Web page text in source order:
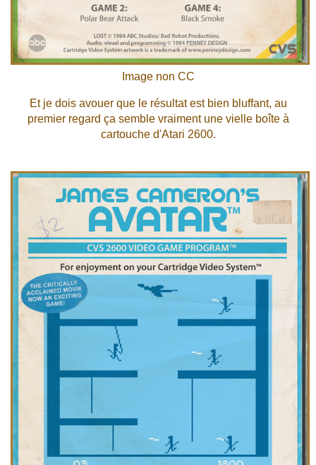
Image non CC
Et je dois avouer que le résultat est bien bluffant, au
premier regard ça semble vraiment une vielle boîte à
cartouche d'Atari 2600.